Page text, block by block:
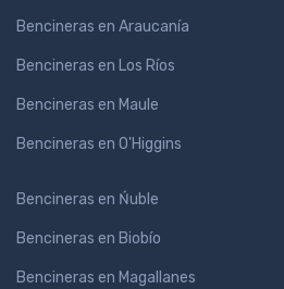
Bencineras en Araucanía
Bencineras en Los Ríos
Bencineras en Maule
Bencineras en O'Higgins
Bencineras en Ńuble
Bencineras en Biobío
Bencineras en Magallanes